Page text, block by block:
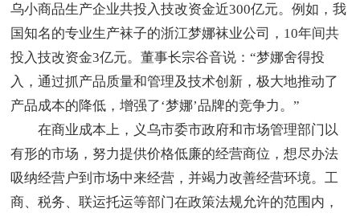
乌小商品生产企业共投入技改资金近300亿元。例如，我
国知名的专业生产袜子的浙江梦娜袜业公司，10年间共
投入技改资金3亿元。董事长宗谷音说：“梦娜舍得投
入，通过抓产品质量和管理及技术创新，极大地推动了
产品成本的降低，增强了‘梦娜’品牌的竞争力。”
在商业成本上，义乌市委市政府和市场管理部门以
有形的市场，努力提供价格低廉的经营商位，想尽办法
吸纳经营户到市场中来经营，并竭力改善经营环境。工
商、税务、联运托运等部门在政策法规允许的范围内，